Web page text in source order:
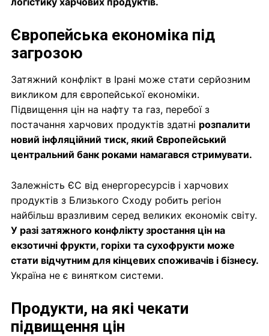
Європейська економіка під
загрозою
Затяжний конфлікт в Ірані може стати серйозним
викликом для європейської економіки.
Підвищення цін на нафту та газ, перебої з
постачання харчових продуктів здатні розпалити
новий інфляційний тиск, який Європейський
центральний банк роками намагався стримувати.
Залежність ЄС від енергоресурсів і харчових
продуктів з Близького Сходу робить регіон
найбільш вразливим серед великих економік світу.
У разі затяжного конфлікту зростання цін на
екзотичні фрукти, горіхи та сухофрукти може
стати відчутним для кінцевих споживачів і бізнесу.
Україна не є винятком системи.
Продукти, на які чекати
підвищення цін